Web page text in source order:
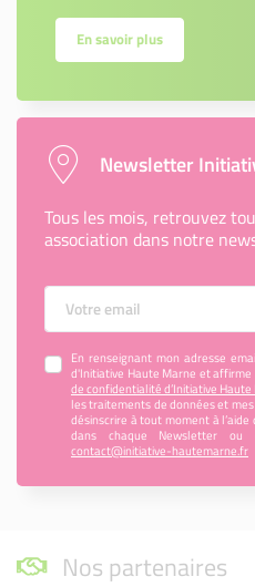
En savoir plus
Newsletter
Tous les mois, retrouvez
association dans notre
Votre Email
En renseignant mon adresse
d'Initiative Haute Marne et affirme
de confidentialité d’Initiative Haute
les traitements de données et
désinscrire à tout moment à
dans chaque Newsletter ou
contact@initiative-hautemarne.fr
Nos partenaires